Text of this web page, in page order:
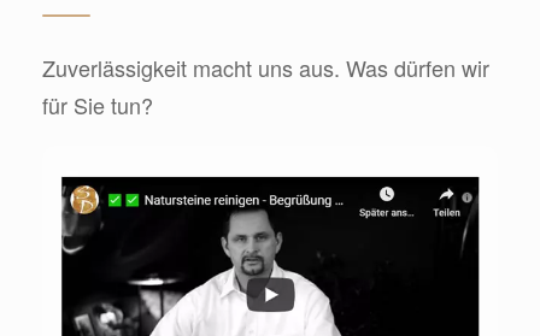
Zuverlässigkeit macht uns aus. Was dürfen wir
für Sie tun?